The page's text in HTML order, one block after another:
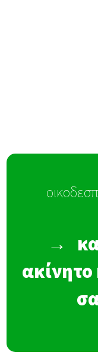
→
ακίνητο